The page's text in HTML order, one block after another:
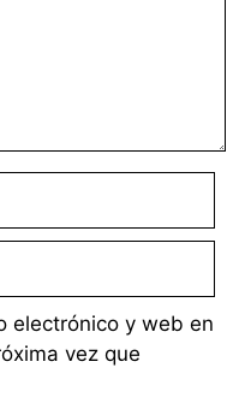
electrónico y web en
vez que